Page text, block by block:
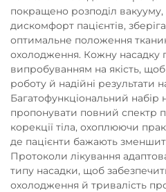
покращено розподіл вакууму,
дискомфорт пацієнтів,
оптимальне положення
охолодження. Кожну насадку
випробуванням на якість, щоб
роботу й надійні результати
Багатофункціональний набір
пропонувати повний спектр
корекції тіла, охоплюючи
де пацієнти бажають
Протоколи лікування
типу насадки, щоб
охолодження й тривалість